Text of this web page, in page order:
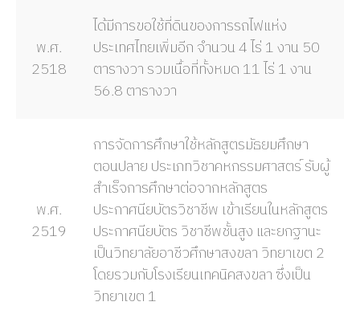
พ.ศ.
2518
ได้มีการขอใช้ที่ดินของการรถไฟแห่ง
ประเทศไทยเพิ่มอีก จำนวน 4 ไร่ 1 งาน 50
ตารางวา รวมเนื้อที่ทั้งหมด 11 ไร่ 1 งาน
56.8 ตารางวา
พ.ศ.
2519
การจัดการศึกษาใช้หลักสูตรมัธยมศึกษา
ตอนปลาย ประเภทวิชาคหกรรมศาสตร์ รับผู้
สำเร็จการศึกษาต่อจากหลักสูตร
ประกาศนียบัตรวิชาชีพ เข้าเรียนในหลักสูตร
ประกาศนียบัตร วิชาชีพชั้นสูง และยกฐานะ
เป็นวิทยาลัยอาชีวศึกษาสงขลา วิทยาเขต 2
โดยรวมกับโรงเรียนเทคนิคสงขลา ซึ่งเป็น
วิทยาเขต 1